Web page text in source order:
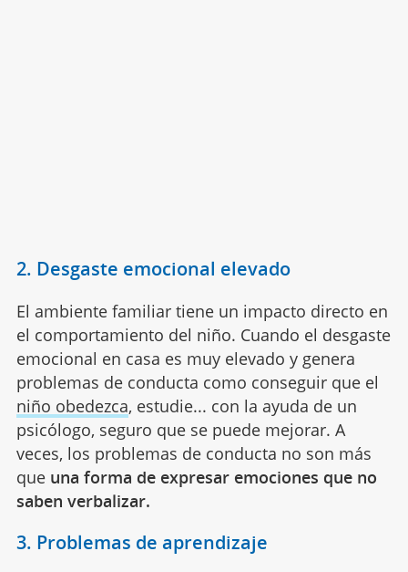
2. Desgaste emocional elevado
El ambiente familiar tiene un impacto directo en
el comportamiento del niño. Cuando el desgaste
emocional en casa es muy elevado y genera
problemas de conducta como conseguir que el
niño obedezca, estudie... con la ayuda de un
psicólogo, seguro que se puede mejorar. A
veces, los problemas de conducta no son más
que una forma de expresar emociones que no
saben verbalizar.
3. Problemas de aprendizaje